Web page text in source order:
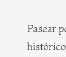
Pasear
histórico